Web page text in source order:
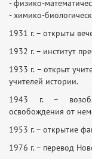
- физико-
- химико-
1931 г. – открыты
1932 г. – институт
1933 г. – открыт
учителей истории.
1943 г. –
освобождения от
1953 г. – открытие
1976 г. – перевод